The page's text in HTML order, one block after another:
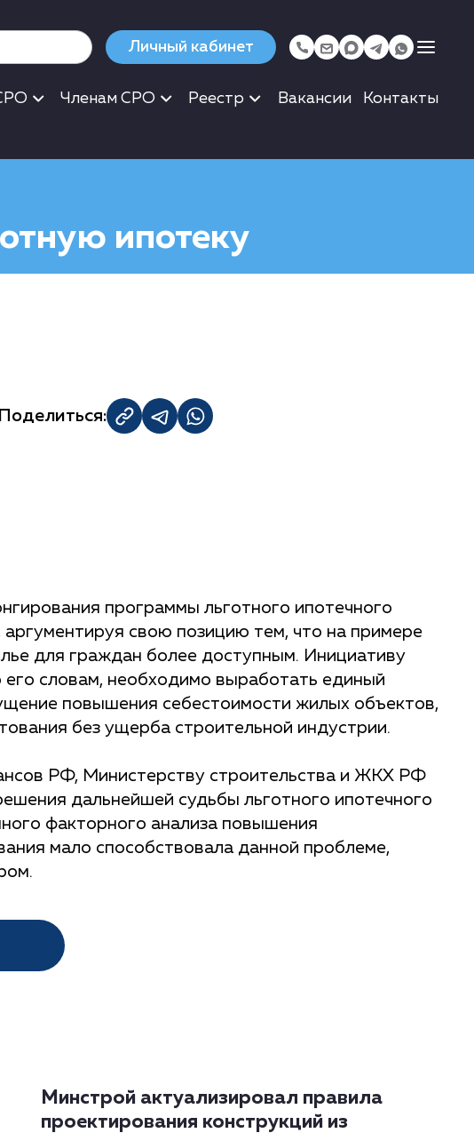
Личный кабинет
Членам СРО Реестр Вакансии Контакты
ипотеку
Поделиться:
программы льготного ипотечного
свою позицию тем, что на примере
для граждан более доступным. Инициативу
словам, необходимо выработать единый
повышения себестоимости жилых объектов,
без ущерба строительной индустрии.
РФ, Министерству строительства и ЖКХ РФ
дальнейшей судьбы льготного ипотечного
факторного анализа повышения
мало способствовала данной проблеме,
Минстрой актуализировал правила
проектирования конструкций из